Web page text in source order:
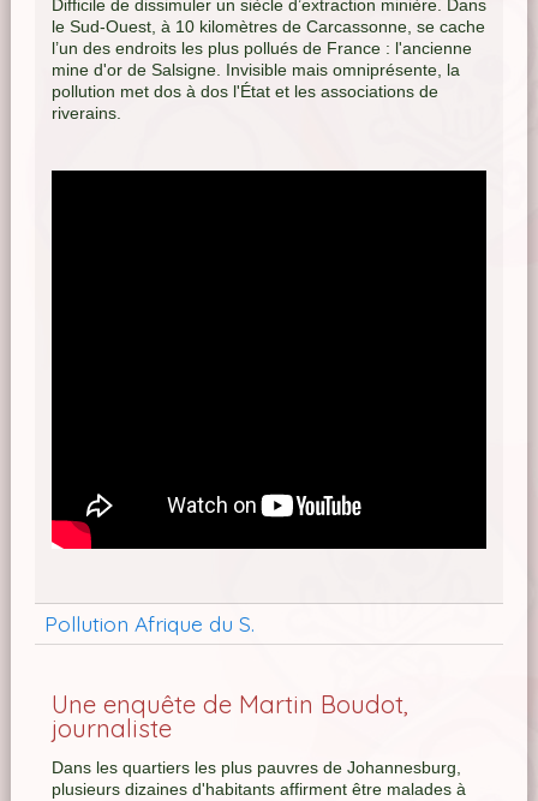
Difficile de dissimuler un siècle d’extraction minière. Dans
le Sud-Ouest, à 10 kilomètres de Carcassonne, se cache
l’un des endroits les plus pollués de France : l'ancienne
mine d'or de Salsigne. Invisible mais omniprésente, la
pollution met dos à dos l'État et les associations de
riverains.
Pollution Afrique du S.
Une enquête de Martin Boudot,
journaliste
Dans les quartiers les plus pauvres de Johannesburg,
plusieurs dizaines d'habitants affirment être malades à